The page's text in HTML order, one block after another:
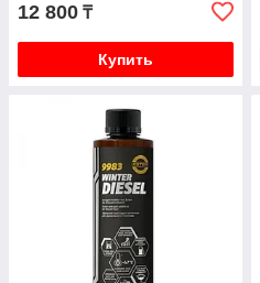
12 800 ₸
Купить